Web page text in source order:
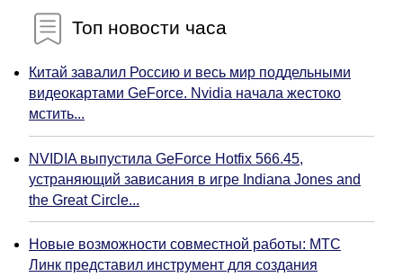
Топ новости часа
Китай завалил Россию и весь мир поддельными
видеокартами GeForce. Nvidia начала жестоко
мстить...
NVIDIA выпустила GeForce Hotfix 566.45,
устраняющий зависания в игре Indiana Jones and
the Great Circle...
Новые возможности совместной работы: МТС
Линк представил инструмент для создания